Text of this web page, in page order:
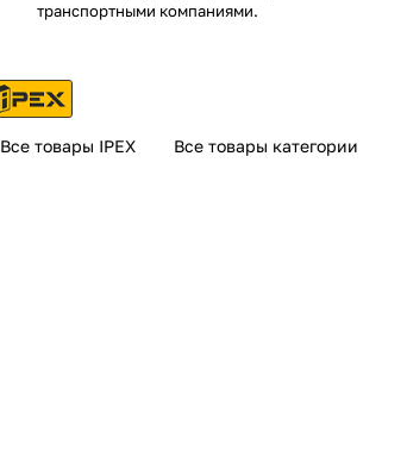
транспортными компаниями.
Все товары IPEX Все товары категории